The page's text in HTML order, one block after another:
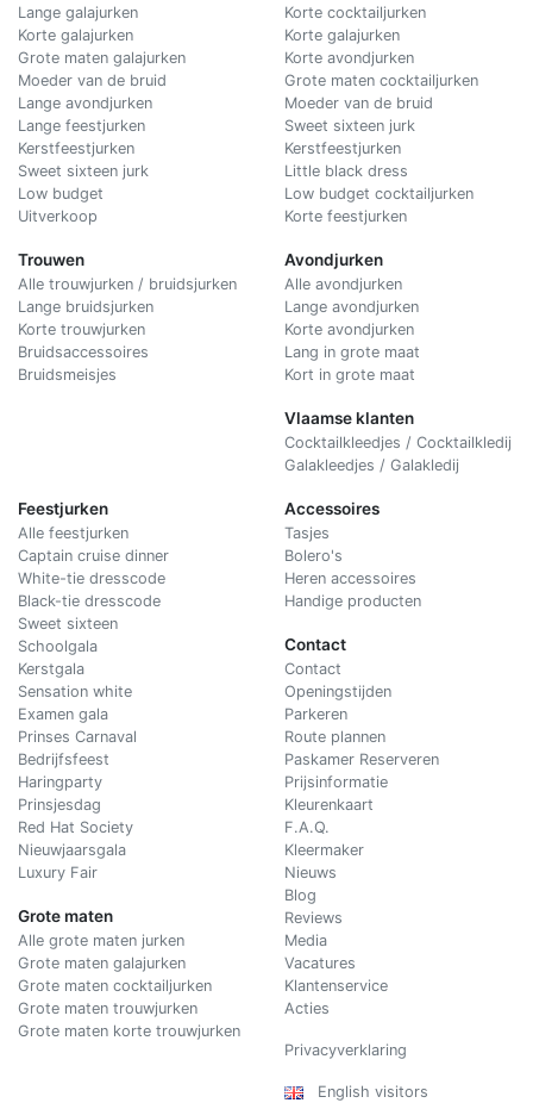
Lange galajurken
Korte galajurken
Grote maten galajurken
Moeder van de bruid
Lange avondjurken
Lange feestjurken
Kerstfeestjurken
Sweet sixteen jurk
Low budget
Uitverkoop
Trouwen
Alle trouwjurken / bruidsjurken
Lange bruidsjurken
Korte trouwjurken
Bruidsaccessoires
Bruidsmeisjes
Korte cocktailjurken
Korte galajurken
Korte avondjurken
Grote maten cocktailjurken
Moeder van de bruid
Sweet sixteen jurk
Kerstfeestjurken
Little black dress
Low budget cocktailjurken
Korte feestjurken
Avondjurken
Alle avondjurken
Lange avondjurken
Korte avondjurken
Lang in grote maat
Kort in grote maat
Vlaamse klanten
Cocktailkleedjes / Cocktailkledij
Galakleedjes / Galakledij
Feestjurken
Alle feestjurken
Captain cruise dinner
White-tie dresscode
Black-tie dresscode
Sweet sixteen
Schoolgala
Kerstgala
Sensation white
Examen gala
Prinses Carnaval
Bedrijfsfeest
Haringparty
Prinsjesdag
Red Hat Society
Nieuwjaarsgala
Luxury Fair
Grote maten
Alle grote maten jurken
Grote maten galajurken
Grote maten cocktailjurken
Grote maten trouwjurken
Grote maten korte trouwjurken
Accessoires
Tasjes
Bolero's
Heren accessoires
Handige producten
Contact
Contact
Openingstijden
Parkeren
Route plannen
Paskamer Reserveren
Prijsinformatie
Kleurenkaart
F.A.Q.
Kleermaker
Nieuws
Blog
Reviews
Media
Vacatures
Klantenservice
Acties
Privacyverklaring
English visitors